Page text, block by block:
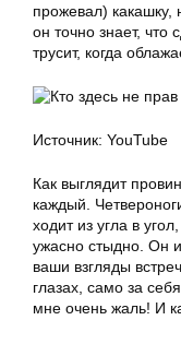
прожевал) какашку,
он точно знает, что
трусит, когда
Источник: YouTube
Как выглядит
каждый.
ходит из угла в
ужасно стыдно. Он
ваши взгляды
глазах, само за
мне очень жаль! И